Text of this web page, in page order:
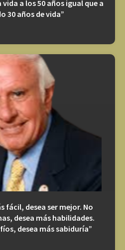
vida a los 50 años igual que a
30 años de vida”
fácil, desea ser mejor. No
desea más habilidades.
desea más sabiduría”